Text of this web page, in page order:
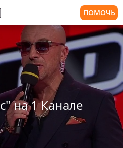
ПОМОЧЬ
на 1 Канале